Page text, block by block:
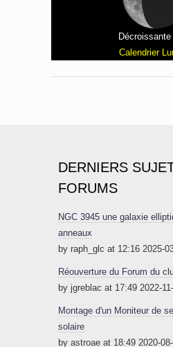
Décroissante
Calendrier
DERNIERS
FORUMS
NGC 3945 une galaxie
anneaux
by raph_glc at 12:16 2025-
Réouverture du Forum du
by jgreblac at 17:49 2022-
Montage d'un Moniteur de
solaire
by astroae at 18:49 2020-